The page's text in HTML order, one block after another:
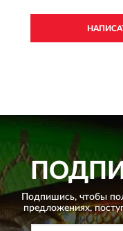
Подпишись, чтобы
предложениях,